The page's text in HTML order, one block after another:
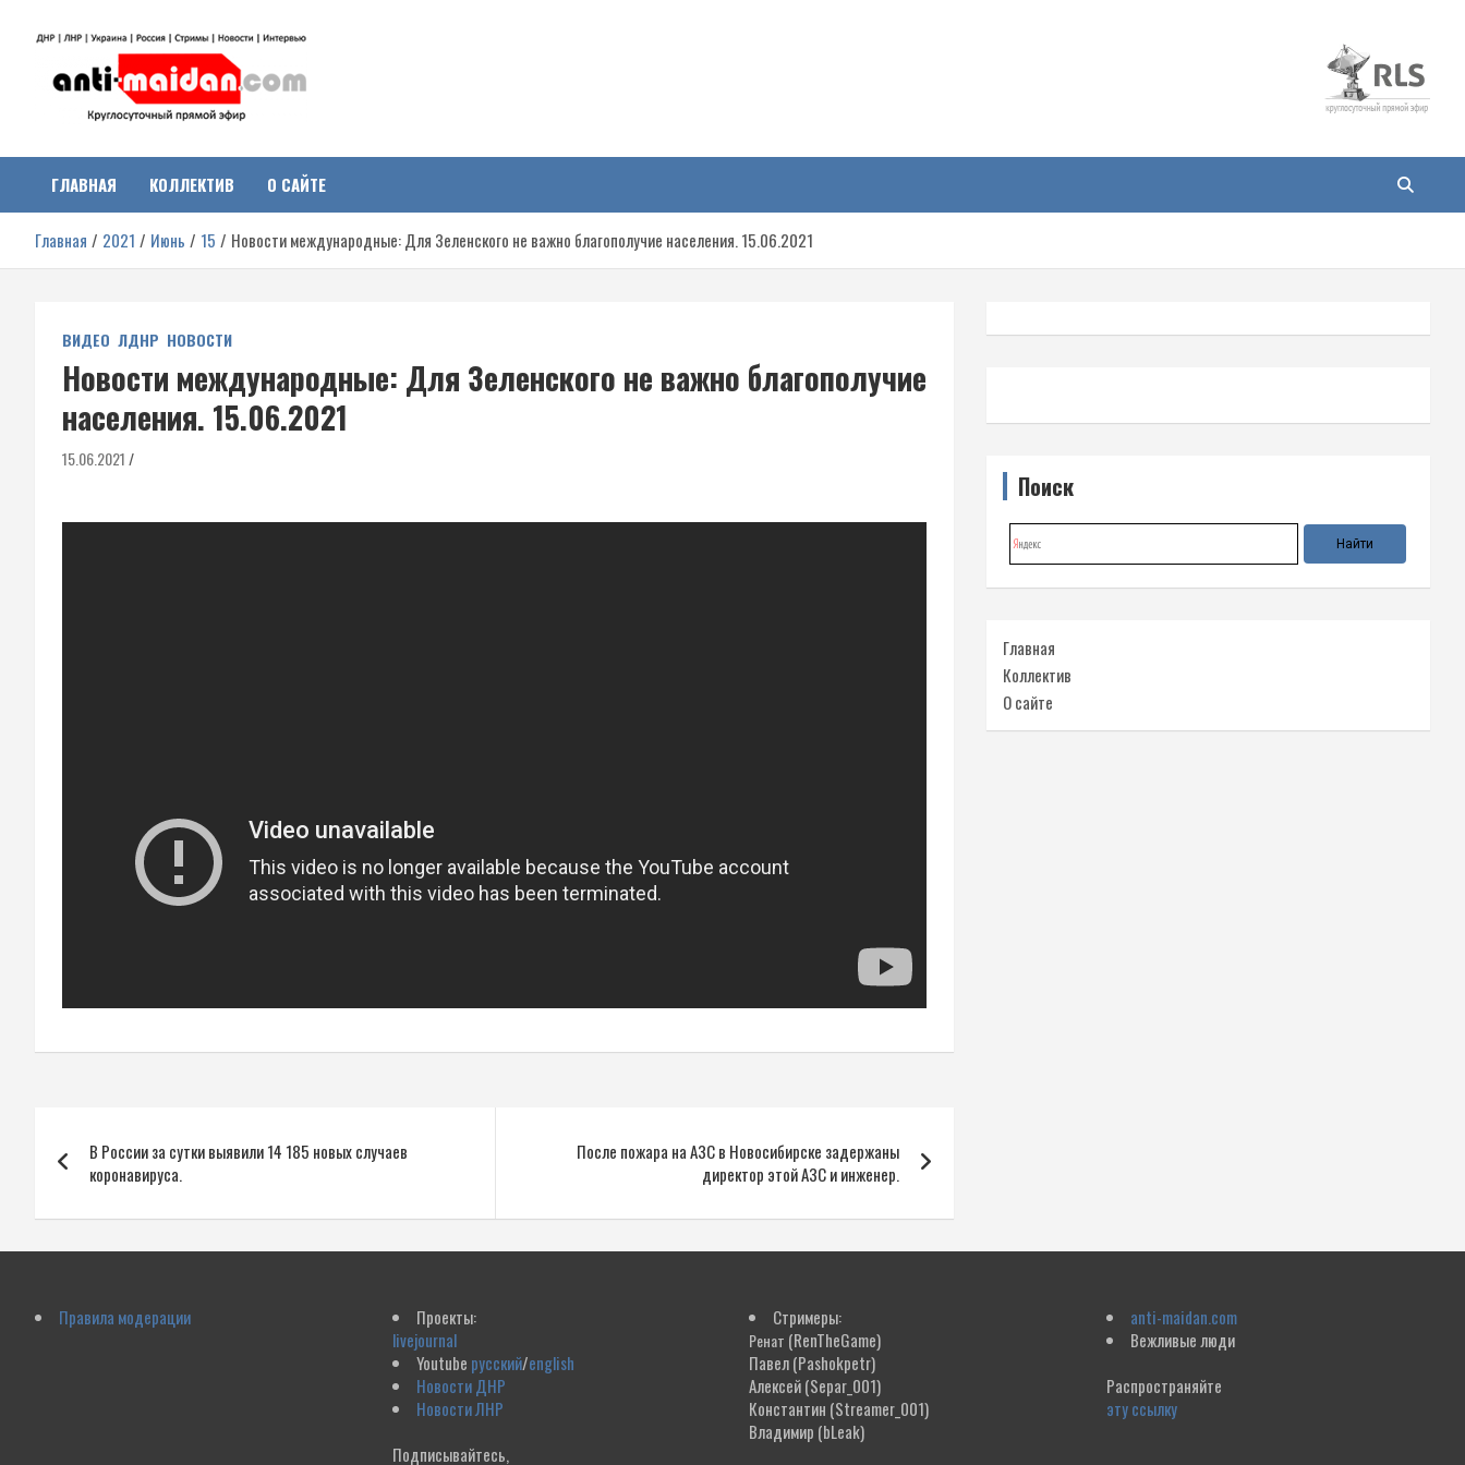
Антимайдан:
Гражданская война на
Украине
о гражданской войне на Украине, включая события в Новороссии,
ДНР, ЛНР и других регионах.
ГЛАВНАЯ КОЛЛЕКТИВ О САЙТЕ
Главная 2021 Июнь 15 Новости международные: Для Зеленского не важно благополучие населения. 15.06.2021
ВИДЕО ЛДНР НОВОСТИ
Новости международные: Для Зеленского не важно благополучие
населения. 15.06.2021
15.06.2021
по
записям
В России за сутки выявили 14 185 новых случаев
коронавируса.
После пожара на АЗС в Новосибирске задержаны
директор этой АЗС и инженер.
Поиск
Главная
Коллектив
О сайте
Правила модерации
Проекты:
livejournal
Youtube русский/english
Новости ДНР
Новости ЛНР
Подписывайтесь,
Стримеры:
Ренат (RenTheGame)
Павел(Pashokpetr)
Алексей(Separ_001)
Константин (Streamer_001)
Владимир (bLeak)
anti-maidan.com
Вежливые люди
Распространяйте
эту ссылку